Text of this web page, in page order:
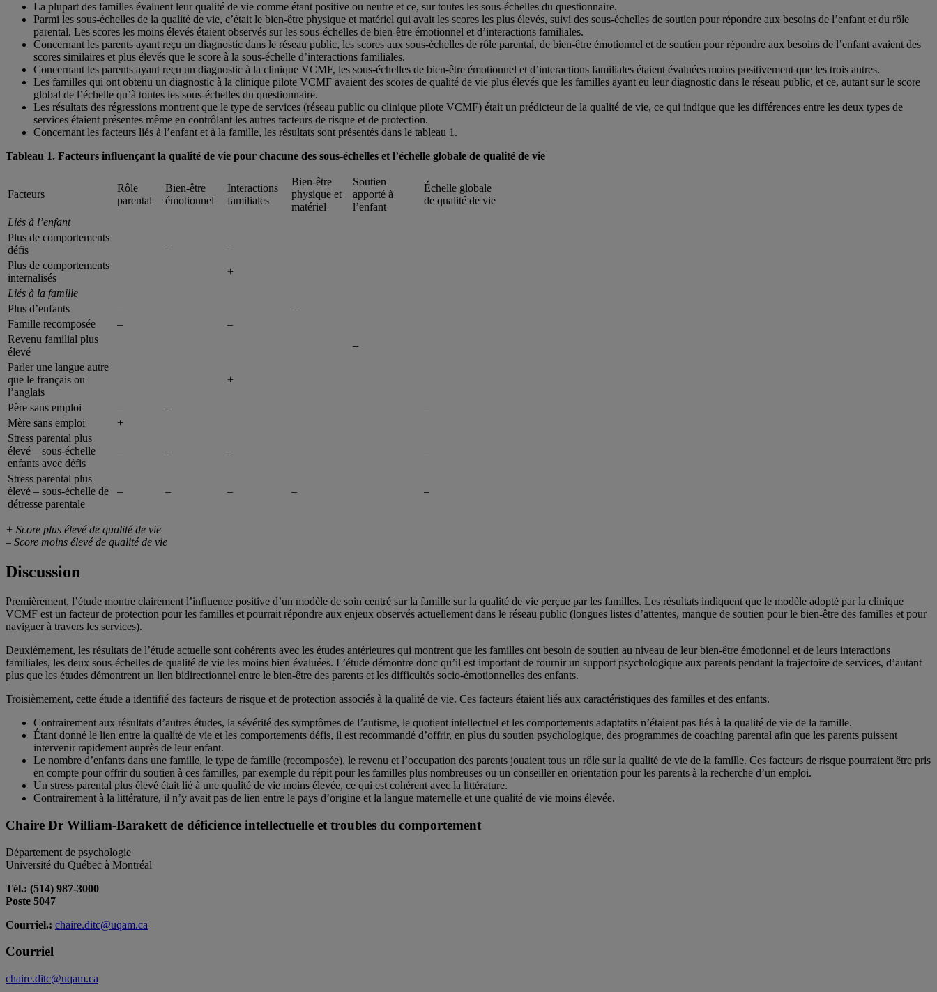
La plupart des familles évaluent leur qualité de vie comme étant positive ou neutre et ce, sur toutes les sous-échelles du questionnaire.
Parmi les sous-échelles de la qualité de vie, c’était le bien-être physique et matériel qui avait les scores les plus élevés, suivi des sous-échelles de soutien pour répondre aux besoins de l’enfant et du rôle
parental. Les scores les moins élevés étaient observés sur les sous-échelles de bien-être émotionnel et d’interactions familiales.
Concernant les parents ayant reçu un diagnostic dans le réseau public, les scores aux sous-échelles de rôle parental, de bien-être émotionnel et de soutien pour répondre aux besoins de l’enfant avaient des
scores similaires et plus élevés que le score à la sous-échelle d’interactions familiales.
Concernant les parents ayant reçu un diagnostic à la clinique VCMF, les sous-échelles de bien-être émotionnel et d’interactions familiales étaient évaluées moins positivement que les trois autres.
Les familles qui ont obtenu un diagnostic à la clinique pilote VCMF avaient des scores de qualité de vie plus élevés que les familles ayant eu leur diagnostic dans le réseau public, et ce, autant sur le score
global de l’échelle qu’à toutes les sous-échelles du questionnaire.
Les résultats des régressions montrent que le type de services (réseau public ou clinique pilote VCMF) était un prédicteur de la qualité de vie, ce qui indique que les différences entre les deux types de
services étaient présentes même en contrôlant les autres facteurs de risque et de protection.
Concernant les facteurs liés à l’enfant et à la famille, les résultats sont présentés dans le tableau 1.
Tableau 1. Facteurs influençant la qualité de vie pour chacune des sous-échelles et l’échelle globale de qualité de vie
Facteurs
Rôle
parental
Bien-être
émotionnel
Interactions
familiales
Bien-être
physique et
matériel
Soutien
apporté à
l’enfant
Échelle globale
de qualité de vie
Liés à l’enfant
Plus de comportements
défis
–
–
Plus de comportements
internalisés
+
Liés à la famille
Plus d’enfants
–
–
Famille recomposée
–
–
Revenu familial plus
élevé
–
Parler une langue autre
que le français ou
l’anglais
+
Père sans emploi – –
–
Mère sans emploi
+
Stress parental plus
élevé – sous-échelle
enfants avec défis
– – – –
Stress parental plus
élevé – sous-échelle de
détresse parentale
– – – – –
+ Score plus élevé de qualité de vie
– Score moins élevé de qualité de vie
Discussion
Premièrement, l’étude montre clairement l’influence positive d’un modèle de soin centré sur la famille sur la qualité de vie perçue par les familles. Les résultats indiquent que le modèle adopté par la clinique
VCMF est un facteur de protection pour les familles et pourrait répondre aux enjeux observés actuellement dans le réseau public (longues listes d’attentes, manque de soutien pour le bien-être des familles et pour
naviguer à travers les services).
Deuxièmement, les résultats de l’étude actuelle sont cohérents avec les études antérieures qui montrent que les familles ont besoin de soutien au niveau de leur bien-être émotionnel et de leurs interactions
familiales, les deux sous-échelles de qualité de vie les moins bien évaluées. L’étude démontre donc qu’il est important de fournir un support psychologique aux parents pendant la trajectoire de services, d’autant
plus que les études démontrent un lien bidirectionnel entre le bien-être des parents et les difficultés socio-émotionnelles des enfants.
Troisièmement, cette étude a identifié des facteurs de risque et de protection associés à la qualité de vie. Ces facteurs étaient liés aux caractéristiques des familles et des enfants.
Contrairement aux résultats d’autres études, la sévérité des symptômes de l’autisme, le quotient intellectuel et les comportements adaptatifs n’étaient pas liés à la qualité de vie de la famille.
Étant donné le lien entre la qualité de vie et les comportements défis, il est recommandé d’offrir, en plus du soutien psychologique, des programmes de coaching parental afin que les parents puissent
intervenir rapidement auprès de leur enfant.
Le nombre d’enfants dans une famille, le type de famille (recomposée), le revenu et l’occupation des parents jouaient tous un rôle sur la qualité de vie de la famille. Ces facteurs de risque pourraient être pris
en compte pour offrir du soutien à ces familles, par exemple du répit pour les familles plus nombreuses ou un conseiller en orientation pour les parents à la recherche d’un emploi.
Un stress parental plus élevé était lié à une qualité de vie moins élevée, ce qui est cohérent avec la littérature.
Contrairement à la littérature, il n’y avait pas de lien entre le pays d’origine et la langue maternelle et une qualité de vie moins élevée.
Chaire Dr William-Barakett de déficience intellectuelle et troubles du comportement
Département de psychologie
Université du Québec à Montréal
Tél.: (514) 987-3000
Poste 5047
Courriel.: chaire.ditc@uqam.ca
Courriel
chaire.ditc@uqam.ca